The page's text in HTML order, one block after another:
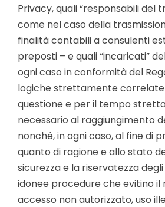
Privacy, quali “responsabili del
come nel caso della
finalità contabili a consulenti
preposti – e quali “incaricati”
ogni caso in conformità del
logiche strettamente correlate
questione e per il tempo
necessario al raggiungimento
nonché, in ogni caso, al fine di
quanto di ragione e allo stato
sicurezza e la riservatezza
idonee procedure che evitino il
accesso non autorizzato, uso